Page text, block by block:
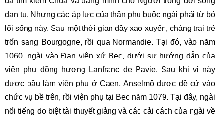
đan tu. Nhưng các áp lực của thân phụ buộc ngài phải từ bỏ
lối sống này. Sau một thời gian đầy xao xuyến, chàng trai trẻ
trốn sang Bourgogne, rồi qua Normandie. Tại đó, vào năm
1060, ngài vào Đan viện xứ Bec, dưới sự hướng dẫn của
viện phụ đồng hương Lanfranc de Pavie. Sau khi vị này
được bầu làm viện phụ ở Caen, Anselmô được đề cử vào
chức vụ bề trên, rồi viện phụ tại Bec năm 1079. Tại đây, ngài
nổi tiếng do biệt tài thuyết giảng và các cải cách của ngài về